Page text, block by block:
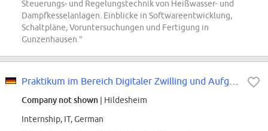
Steuerungs- und Regelungstechnik von Heißwasser- und
Dampfkesselanlagen. Einblicke in Softwareentwicklung,
Schaltpläne, Voruntersuchungen und Fertigung in
Gunzenhausen.”
Company not shown | Hildesheim
Internship, IT, German